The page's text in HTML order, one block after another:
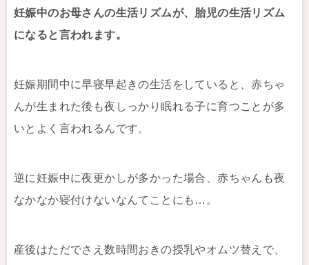
妊娠中のお母さんの生活リズムが、胎児の生活リズム
になると言われます。
妊娠期間中に早寝早起きの生活をしていると、赤ちゃ
んが生まれた後も夜しっかり眠れる子に育つことが多
いとよく言われるんです。
逆に妊娠中に夜更かしが多かった場合、赤ちゃんも夜
なかなか寝付けないなんてことにも…。
産後はただでさえ数時間おきの授乳やオムツ替えで、